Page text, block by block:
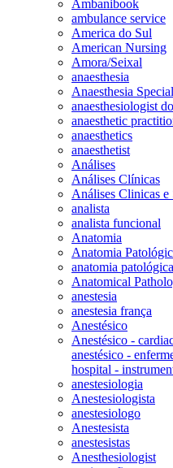
Ambanibook
ambulance service
America do Sul
American Nursing
Amora/Seixal
anaesthesia
Anaesthesia
anaesthesiologist
anaesthetic
anaesthetics
anaesthetist
Análises
Análises Clínicas
Análises Clinicas e
analista
analista funcional
Anatomia
Anatomia
anatomia
Anatomical
anestesia
anestesia frança
Anestésico
Anestésico -
anestésico -
hospital -
anestesiologia
Anestesiologista
anestesiologo
Anestesista
anestesistas
Anesthesiologist